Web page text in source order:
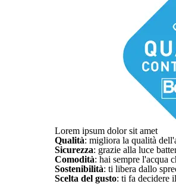
Lorem ipsum dolor sit amet
Qualità: migliora la qualità
Sicurezza: grazie alla luce
Comodità: hai sempre l'acqua
Sostenibilità: ti libera dallo
Scelta del gusto: ti fa decidere